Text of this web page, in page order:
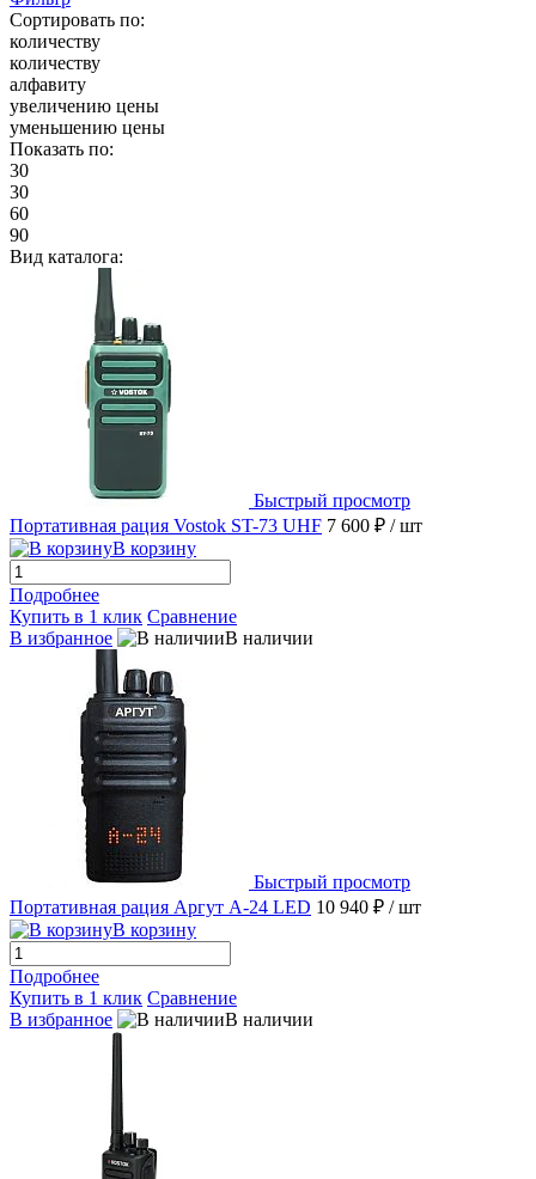
Сортировать по:
количеству
количеству
алфавиту
увеличению цены
уменьшению цены
Показать по:
30
30
60
90
Вид каталога:
Быстрый просмотр
Портативная рация Vostok ST-73 UHF 7 600 ₽ / шт
В корзину
Подробнее
Купить в 1 клик Сравнение
В избранное
В наличии
Быстрый просмотр
Портативная рация Аргут А-24 LED 10 940 ₽ / шт
В корзину
Подробнее
Купить в 1 клик Сравнение
В избранное
В наличии